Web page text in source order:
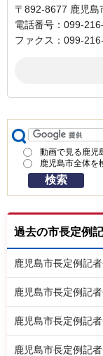
〒892-8677 鹿児島
電話番号：099-
ファクス：099-
動画で見る鹿児
鹿児島市全体を
過去の市長定例
鹿児島市長定例記
鹿児島市長定例記
鹿児島市長定例記
鹿児島市長定例記